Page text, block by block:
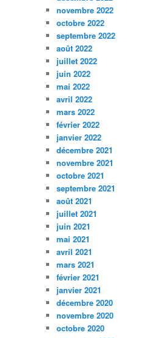
novembre 2022
octobre 2022
septembre 2022
août 2022
juillet 2022
juin 2022
mai 2022
avril 2022
mars 2022
février 2022
janvier 2022
décembre 2021
novembre 2021
octobre 2021
septembre 2021
août 2021
juillet 2021
juin 2021
mai 2021
avril 2021
mars 2021
février 2021
janvier 2021
décembre 2020
novembre 2020
octobre 2020